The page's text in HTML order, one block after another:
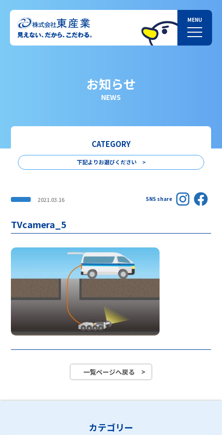
お知らせ
NEWS
CATEGORY
下記よりお選びください >
2021.03.16 SNS share
TVcamera_5
一覧ページへ戻る >
カテゴリー